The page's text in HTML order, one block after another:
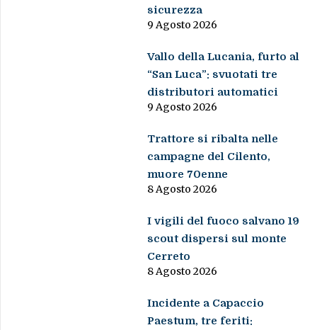
sicurezza
9 Agosto 2026
Vallo della Lucania, furto al
“San Luca”: svuotati tre
distributori automatici
9 Agosto 2026
Trattore si ribalta nelle
campagne del Cilento,
muore 70enne
8 Agosto 2026
I vigili del fuoco salvano 19
scout dispersi sul monte
Cerreto
8 Agosto 2026
Incidente a Capaccio
Paestum, tre feriti: